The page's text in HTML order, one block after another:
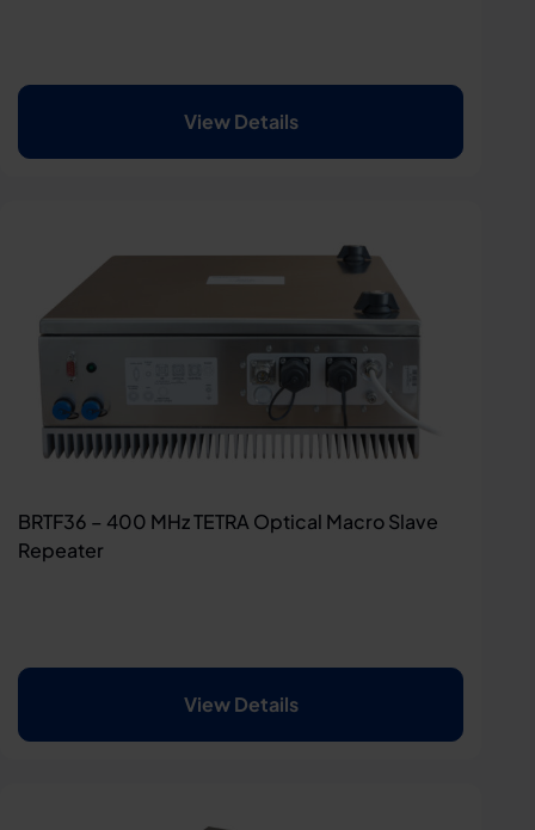
View Details
BRTF36 – 400 MHz TETRA Optical Macro Slave
Repeater
View Details